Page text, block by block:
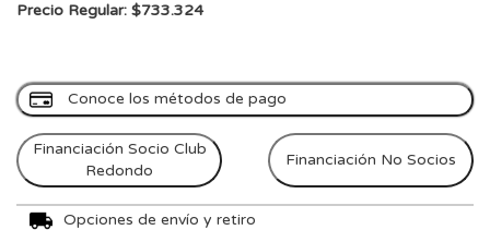
Precio Regular: $733.324
Conoce los métodos de pago
Financiación Socio Club
Redondo
Financiación No Socios
Opciones de envío y retiro